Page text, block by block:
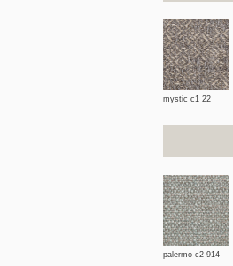
mystic c1 22
palermo c2 914